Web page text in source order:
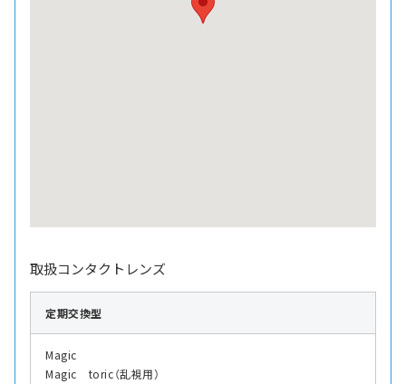
取扱コンタクトレンズ
定期交換型
Magic
Magic toric（乱視用）